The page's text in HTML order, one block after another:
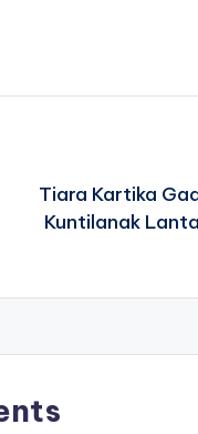
Tiara Kartika
Kuntilanak